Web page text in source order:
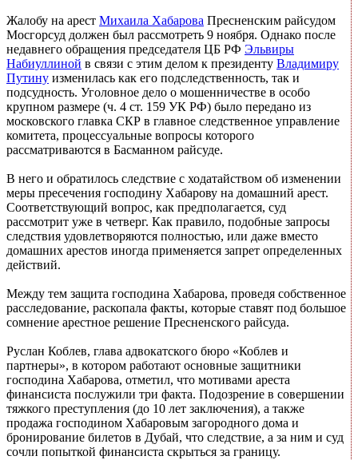
Жалобу на арест Михаила Хабарова Пресненским райсудом
Мосгорсуд должен был рассмотреть 9 ноября. Однако после
недавнего обращения председателя ЦБ РФ Эльвиры
Набиуллиной в связи с этим делом к президенту Владимиру
Путину изменилась как его подследственность, так и
подсудность. Уголовное дело о мошенничестве в особо
крупном размере (ч. 4 ст. 159 УК РФ) было передано из
московского главка СКР в главное следственное управление
комитета, процессуальные вопросы которого
рассматриваются в Басманном райсуде.
В него и обратилось следствие с ходатайством об изменении
меры пресечения господину Хабарову на домашний арест.
Соответствующий вопрос, как предполагается, суд
рассмотрит уже в четверг. Как правило, подобные запросы
следствия удовлетворяются полностью, или даже вместо
домашних арестов иногда применяется запрет определенных
действий.
Между тем защита господина Хабарова, проведя собственное
расследование, раскопала факты, которые ставят под большое
сомнение арестное решение Пресненского райсуда.
Руслан Коблев, глава адвокатского бюро «Коблев и
партнеры», в котором работают основные защитники
господина Хабарова, отметил, что мотивами ареста
финансиста послужили три факта. Подозрение в совершении
тяжкого преступления (до 10 лет заключения), а также
продажа господином Хабаровым загородного дома и
бронирование билетов в Дубай, что следствие, а за ним и суд
сочли попыткой финансиста скрыться за границу.